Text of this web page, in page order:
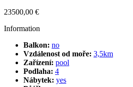
23500,00 €
Information
Balkon: no
Vzdálenost od moře: 3,5km
Zařízení: pool
Podlaha: 4
Nábytek: yes